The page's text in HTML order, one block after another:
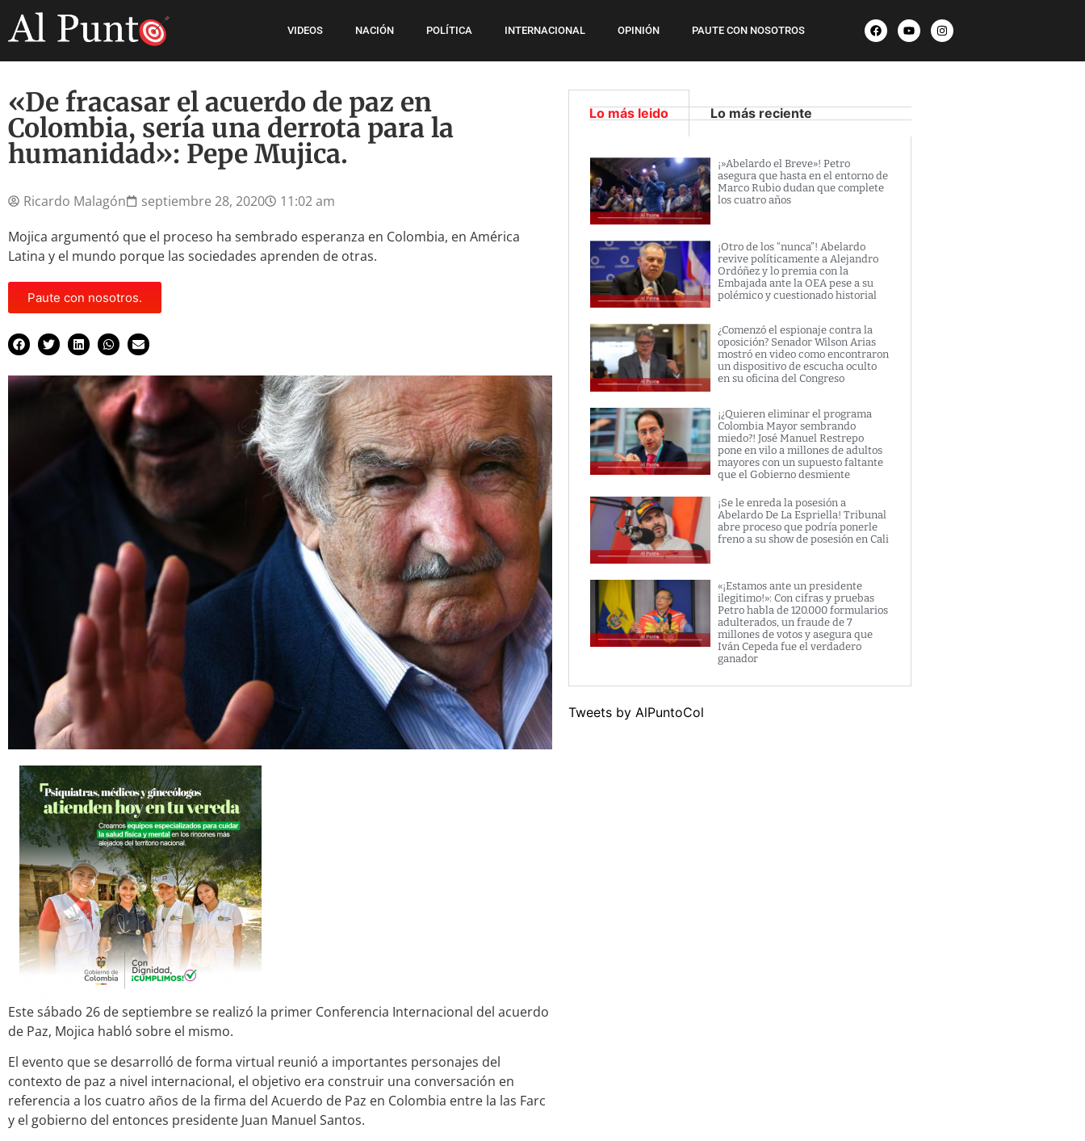
VIDEOS NACIÓN POLÍTICA INTERNACIONAL OPINIÓN PAUTE CON NOSOTROS
«De fracasar el acuerdo de paz en
Colombia, sería una derrota para la
humanidad»: Pepe Mujica.
Ricardo Malagón septiembre 28, 2020
11:02 am
Mojica argumentó que el proceso ha sembrado esperanza en Colombia, en América
Latina y el mundo porque las sociedades aprenden de otras.
Paute con nosotros.
Este sábado 26 de septiembre se realizó la primer Conferencia Internacional del acuerdo
de Paz, Mojica habló sobre el mismo.
El evento que se desarrolló de forma virtual reunió a importantes personajes del
contexto de paz a nivel internacional, el objetivo era construir una conversación en
referencia a los cuatro años de la firma del Acuerdo de Paz en Colombia entre la las Farc
y el gobierno del entonces presidente Juan Manuel Santos.
Lo más leido Lo más reciente
¡»Abelardo el Breve»! Petro
asegura que hasta en el entorno de
Marco Rubio dudan que complete
los cuatro años
¡Otro de los “nunca”! Abelardo
revive políticamente a Alejandro
Ordóñez y lo premia con la
Embajada ante la OEA pese a su
polémico y cuestionado historial
¿Comenzó el espionaje contra la
oposición? Senador Wilson Arias
mostró en video como encontraron
un dispositivo de escucha oculto
en su oficina del Congreso
¡¿Quieren eliminar el programa
Colombia Mayor sembrando
miedo?! José Manuel Restrepo
pone en vilo a millones de adultos
mayores con un supuesto faltante
que el Gobierno desmiente
¡Se le enreda la posesión a
Abelardo De La Espriella! Tribunal
abre proceso que podría ponerle
freno a su show de posesión en Cali
«¡Estamos ante un presidente
ilegitimo!»: Con cifras y pruebas
Petro habla de 120.000 formularios
adulterados, un fraude de 7
millones de votos y asegura que
Iván Cepeda fue el verdadero
ganador
Tweets by AlPuntoCol